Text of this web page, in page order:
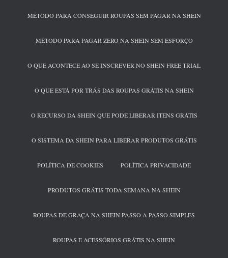
MÉTODO PARA CONSEGUIR ROUPAS SEM PAGAR NA SHEIN
MÉTODO PARA PAGAR ZERO NA SHEIN SEM ESFORÇO
O QUE ACONTECE AO SE INSCREVER NO SHEIN FREE TRIAL
O QUE ESTÁ POR TRÁS DAS ROUPAS GRÁTIS NA SHEIN
O RECURSO DA SHEIN QUE PODE LIBERAR ITENS GRÁTIS
O SISTEMA DA SHEIN PARA LIBERAR PRODUTOS GRÁTIS
POLÍTICA DE COOKIES POLÍTICA PRIVACIDADE
PRODUTOS GRÁTIS TODA SEMANA NA SHEIN
ROUPAS DE GRAÇA NA SHEIN PASSO A PASSO SIMPLES
ROUPAS E ACESSÓRIOS GRÁTIS NA SHEIN